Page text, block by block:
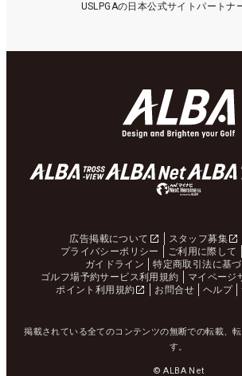
USLPGAの日本公式サイトパートナ
広告掲載について スタッフ募集
プライバシーポリシー
ご利用に際して
ガイドライン
特定商取引法に基
ゴルフ場予約サービス利用規約
マイページ
ポイント利用規約
お問合せ ヘルプ
掲載されている全てのコンテンツの無断での転載、
す。
© ALBA Net